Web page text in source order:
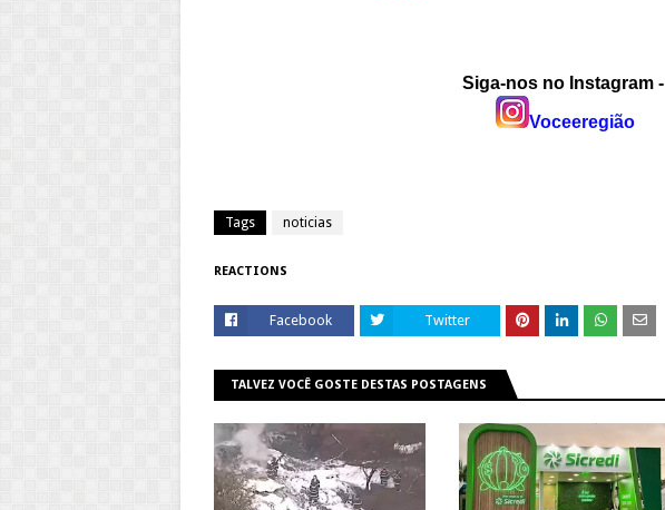
Siga-nos no Instagram -
Voceeregião
Tags noticias
REACTIONS
Facebook Twitter
TALVEZ VOCÊ GOSTE DESTAS POSTAGENS